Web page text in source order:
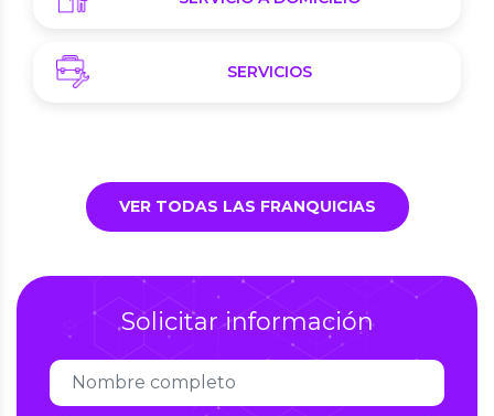
SERVICIOS
VER TODAS LAS FRANQUICIAS
Solicitar información